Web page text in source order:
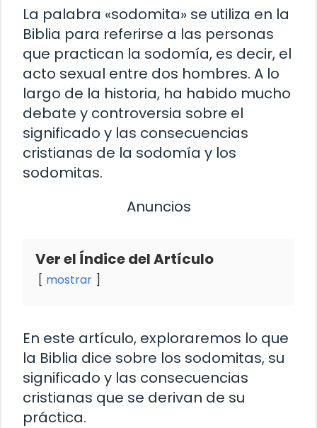
La palabra «sodomita» se utiliza en la
Biblia para referirse a las personas
que practican la sodomía, es decir, el
acto sexual entre dos hombres. A lo
largo de la historia, ha habido mucho
debate y controversia sobre el
significado y las consecuencias
cristianas de la sodomía y los
sodomitas.
Anuncios
Ver el Índice del Artículo
mostrar
En este artículo, exploraremos lo que
la Biblia dice sobre los sodomitas, su
significado y las consecuencias
cristianas que se derivan de su
práctica.